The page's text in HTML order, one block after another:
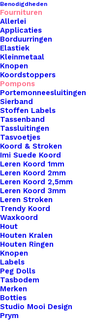
Benodigdheden
Fournituren
Allerlei
Applicaties
Borduurringen
Elastiek
Kleinmetaal
Knopen
Koordstoppers
Pompons
Portemonneesluitingen
Sierband
Stoffen Labels
Tassenband
Tassluitingen
Tasvoetjes
Koord & Stroken
Imi Suede Koord
Leren Koord 1mm
Leren Koord 2mm
Leren Koord 2,5mm
Leren Koord 3mm
Leren Stroken
Trendy Koord
Waxkoord
Hout
Houten Kralen
Houten Ringen
Knopen
Labels
Peg Dolls
Tasbodem
Merken
Botties
Studio Mooi Design
Prym
Portemonnee
€4,95